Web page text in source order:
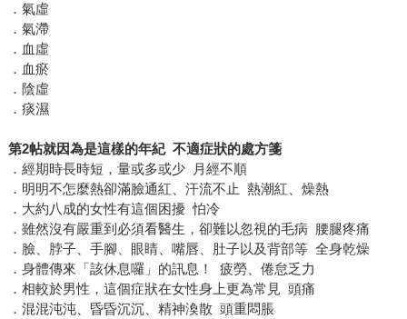
．氣虛
．氣滯
．血虛
．血瘀
．陰虛
．痰濕
第2帖就因為是這樣的年紀 不適症狀的處方箋
．經期時長時短，量或多或少 月經不順
．明明不怎麼熱卻滿臉通紅、汗流不止 熱潮紅、燥熱
．大約八成的女性有這個困擾 怕冷
．雖然沒有嚴重到必須看醫生，卻難以忽視的毛病 腰腿疼痛
．臉、脖子、手腳、眼睛、嘴唇、肚子以及背部等 全身乾燥
．身體傳來「該休息囉」的訊息！ 疲勞、倦怠乏力
．相較於男性，這個症狀在女性身上更為常見 頭痛
．混混沌沌、昏昏沉沉、精神渙散 頭重悶脹